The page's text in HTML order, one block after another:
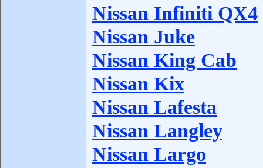
Nissan Infiniti QX4
Nissan Juke
Nissan King Cab
Nissan Kix
Nissan Lafesta
Nissan Langley
Nissan Largo